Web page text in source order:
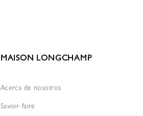
MAISON LONGCHAMP
Acerca de nosotros
Savoir-faire